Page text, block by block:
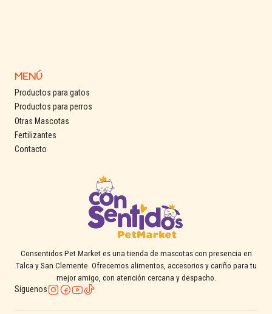
MENÚ
Productos para gatos
Productos para perros
Otras Mascotas
Fertilizantes
Contacto
Consentidos Pet Market es una tienda de mascotas con presencia en
Talca y San Clemente. Ofrecemos alimentos, accesorios y cariño para tu
mejor amigo, con atención cercana y despacho.
Síguenos